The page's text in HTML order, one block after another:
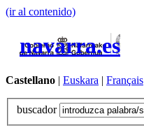
(ir al contenido)
navarra.es
Castellano | Euskara | Français
buscador